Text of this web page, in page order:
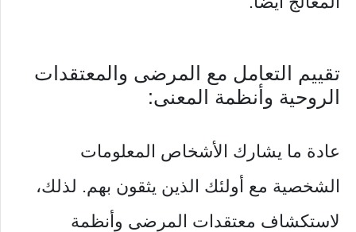
تقييم التعامل مع المرضى والمعتقدات
الروحية وأنظمة المعنى:
عادة ما يشارك الأشخاص المعلومات
الشخصية مع أولئك الذين يثقون بهم. لذلك،
لاستكشاف معتقدات المرضى وأنظمة